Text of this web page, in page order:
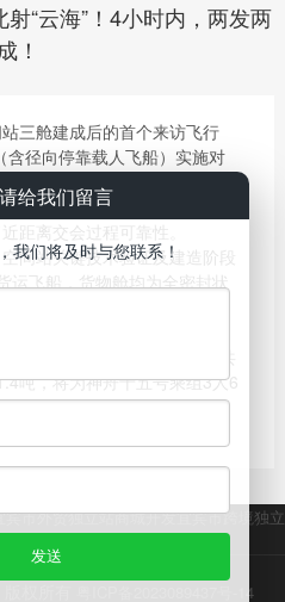
“云海”！4小时内，两发两
成！
三舱建成后的首个来访飞行
含径向停靠载人飞船）实施对
是我国首次在空间站有人驻留
具备故障情况下手控遥操作交
距离交会过程可靠性。
间站关键技术验证及建造阶段
运飞船，货物舱均为全密封状
技集团有限公司五院抓总研
系统、空间应用领域的货物共
吨，将为神舟十五号乘组3人6
和空间应用领域提供物资保
宾市外贸独立站商城开发宜宾市跨境独立
权所有 粤ICP备2023089437号-14
给我们留言
我们将及时与您联系！